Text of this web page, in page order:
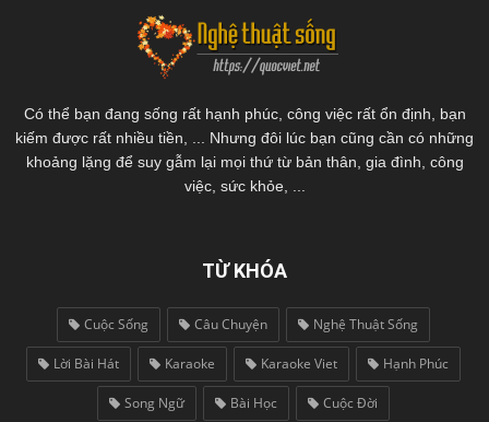
Có thể bạn đang sống rất hạnh phúc, công việc rất ổn định, bạn
kiếm được rất nhiều tiền, ... Nhưng đôi lúc bạn cũng cần có những
khoảng lặng để suy gẫm lại mọi thứ từ bản thân, gia đình, công
việc, sức khỏe, ...
TỪ KHÓA
Cuộc Sống Câu Chuyện Nghệ Thuật Sống
Lời Bài Hát Karaoke Karaoke Viet Hạnh Phúc
Song Ngữ Bài Học Cuộc Đời